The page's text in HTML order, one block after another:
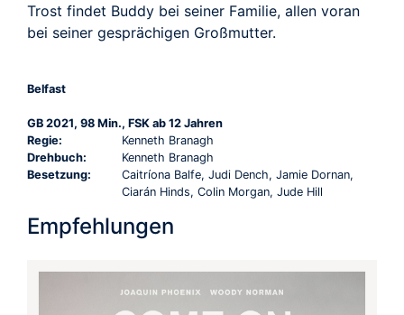
Trost findet Buddy bei seiner Familie, allen voran
bei seiner gesprächigen Großmutter.
Belfast
GB 2021, 98 Min., FSK ab 12 Jahren
Regie:
Kenneth Branagh
Drehbuch:
Kenneth Branagh
Besetzung:
Caitríona Balfe, Judi Dench, Jamie Dornan,
Ciarán Hinds, Colin Morgan, Jude Hill
Empfehlungen